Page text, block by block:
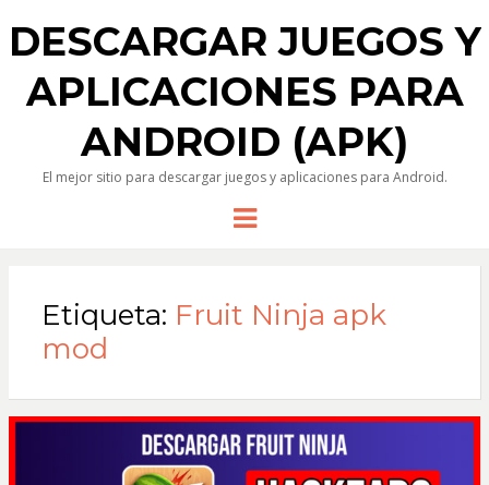
DESCARGAR JUEGOS Y
APLICACIONES PARA
ANDROID (APK)
El mejor sitio para descargar juegos y aplicaciones para Android.
Menu
Etiqueta: Fruit Ninja apk
mod